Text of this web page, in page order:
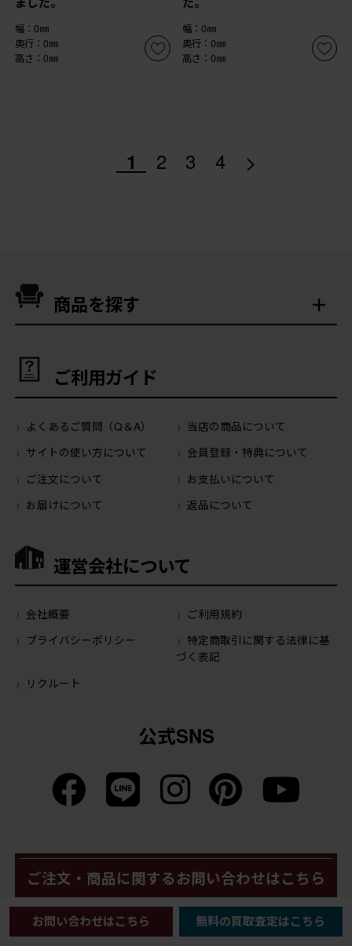
幅：0㎜
奥行：0㎜
高さ：0㎜
幅：0㎜
奥行：0㎜
高さ：0㎜
1 2 3 4 >
商品を探す
ご利用ガイド
よくあるご質問（Q＆A）
当店の商品について
サイトの使い方について
会員登録・特典について
ご注文について
お支払いについて
お届けについて
返品について
運営会社について
会社概要
ご利用規約
プライバシーポリシー
特定商取引に関する法律に基
づく表記
リクルート
公式SNS
ご注文・商品に関するお問い合わせはこちら
お問い合わせはこちら 無料の買取査定はこちら